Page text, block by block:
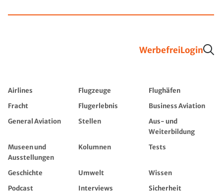
WerbefreiLogin
Airlines Flugzeuge
Flughäfen
Fracht
Flugerlebnis
Business Aviation
General Aviation
Stellen
Aus- und
Weiterbildung
Museen und
Ausstellungen
Kolumnen Tests
Geschichte Umwelt
Wissen
Podcast
Interviews
Sicherheit